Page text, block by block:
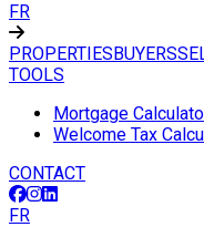
FR
PROPERTIESBUYERS
TOOLS
Mortgage
Welcome Tax
CONTACT
FR